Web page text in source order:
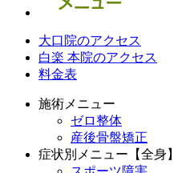
大口院のアクセス
白楽 本院のアクセス
料金表
施術メニュー
ゼロ整体
産後骨盤矯正
症状別メニュー【全身】